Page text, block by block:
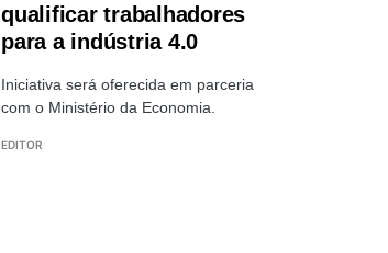
qualificar trabalhadores
para a indústria 4.0
Iniciativa será oferecida em parceria
com o Ministério da Economia.
EDITOR